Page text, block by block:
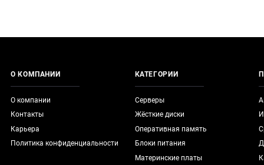
О КОМПАНИИ
О компании
Контакты
Карьера
Политика конфиденциальности
КАТЕГОРИИ
Серверы
Жёсткие диски
Оперативная память
Блоки питания
Материнские платы